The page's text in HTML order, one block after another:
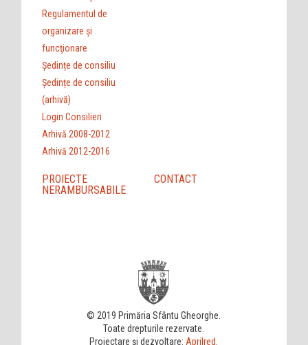
Regulamentul de
organizare şi
funcţionare
Ședințe de consiliu
Ședințe de consiliu
(arhivă)
Login Consilieri
Arhivă 2008-2012
Arhivă 2012-2016
PROIECTE
NERAMBURSABILE
CONTACT
© 2019 Primăria Sfântu Gheorghe.
Toate drepturile rezervate.
Proiectare și dezvoltare: Aprilred